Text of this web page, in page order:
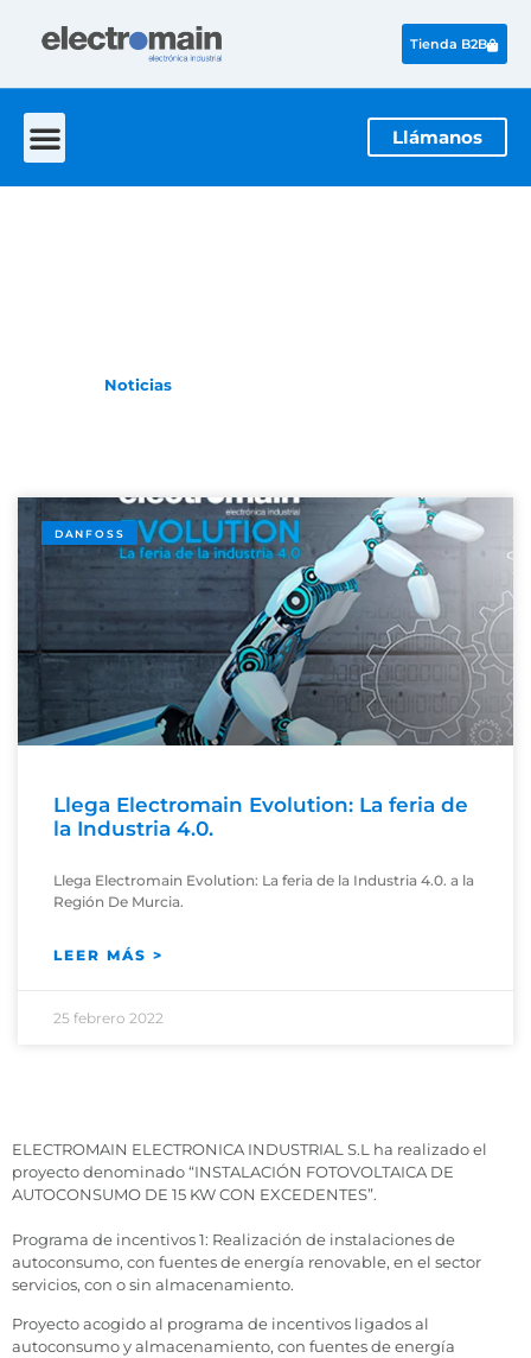
Tienda B2B
Llámanos
Noticias
DANFOSS
Llega Electromain Evolution: La feria de
la Industria 4.0.
Llega Electromain Evolution: La feria de la Industria 4.0. a la
Región De Murcia.
LEER MÁS >
25 febrero 2022
ELECTROMAIN ELECTRONICA INDUSTRIAL S.L ha realizado el
proyecto denominado “INSTALACIÓN FOTOVOLTAICA DE
AUTOCONSUMO DE 15 KW CON EXCEDENTES”.
Programa de incentivos 1: Realización de instalaciones de
autoconsumo, con fuentes de energía renovable, en el sector
servicios, con o sin almacenamiento.
Proyecto acogido al programa de incentivos ligados al
autoconsumo y almacenamiento, con fuentes de energía